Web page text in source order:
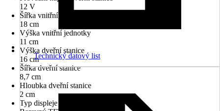
12 V
Šířka vnitřní jednotky
18 cm
Výška vnitřní jednotky
11 cm
Výška dveřní stanice
16 cm
Šířka dveřní stanice
8,7 cm
Hloubka dveřní stanice
2 cm
Typ displeje
Technický datový list